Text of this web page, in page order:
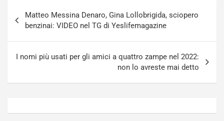
articoli
Matteo Messina Denaro, Gina Lollobrigida, sciopero
benzinai: VIDEO nel TG di Yeslifemagazine
I nomi più usati per gli amici a quattro zampe nel 2022:
non lo avreste mai detto